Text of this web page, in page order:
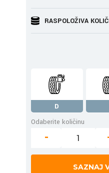
RASPOLOŽIVA
D
Odaberite količinu
-
SAZNAJ